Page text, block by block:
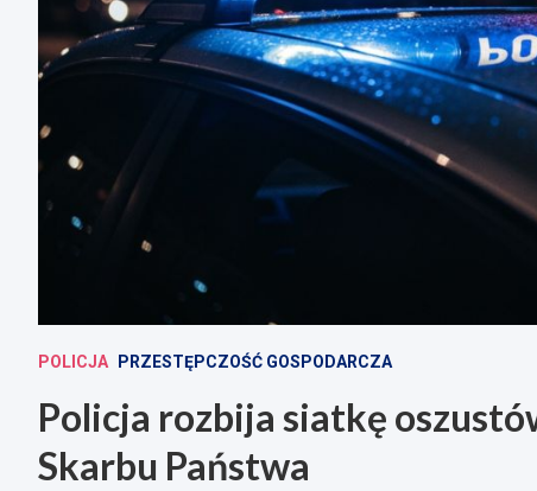
POLICJA PRZESTĘPCZOŚĆ GOSPODARCZA
Policja rozbija siatkę
Skarbu Państwa